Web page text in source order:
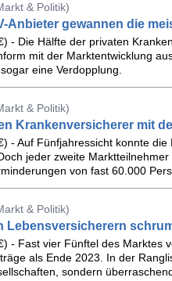
& Politik)
Anbieter gewannen die
- Die Hälfte der privaten
mit der Marktentwicklung
eine Verdopplung.
& Politik)
Krankenversicherer mit
- Auf Fünfjahressicht konnte
jeder zweite
von fast 60.000
& Politik)
Lebensversicherern
- Fast vier Fünftel des Marktes
als Ende 2023. In der
sondern